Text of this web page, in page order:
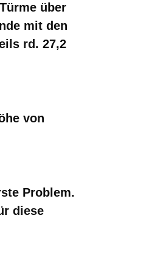
über
mit den
rd. 27,2
von
Problem.
diese